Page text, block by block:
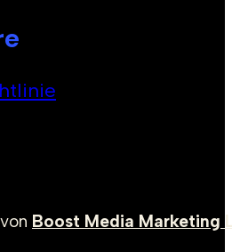
Boost Media Marketing